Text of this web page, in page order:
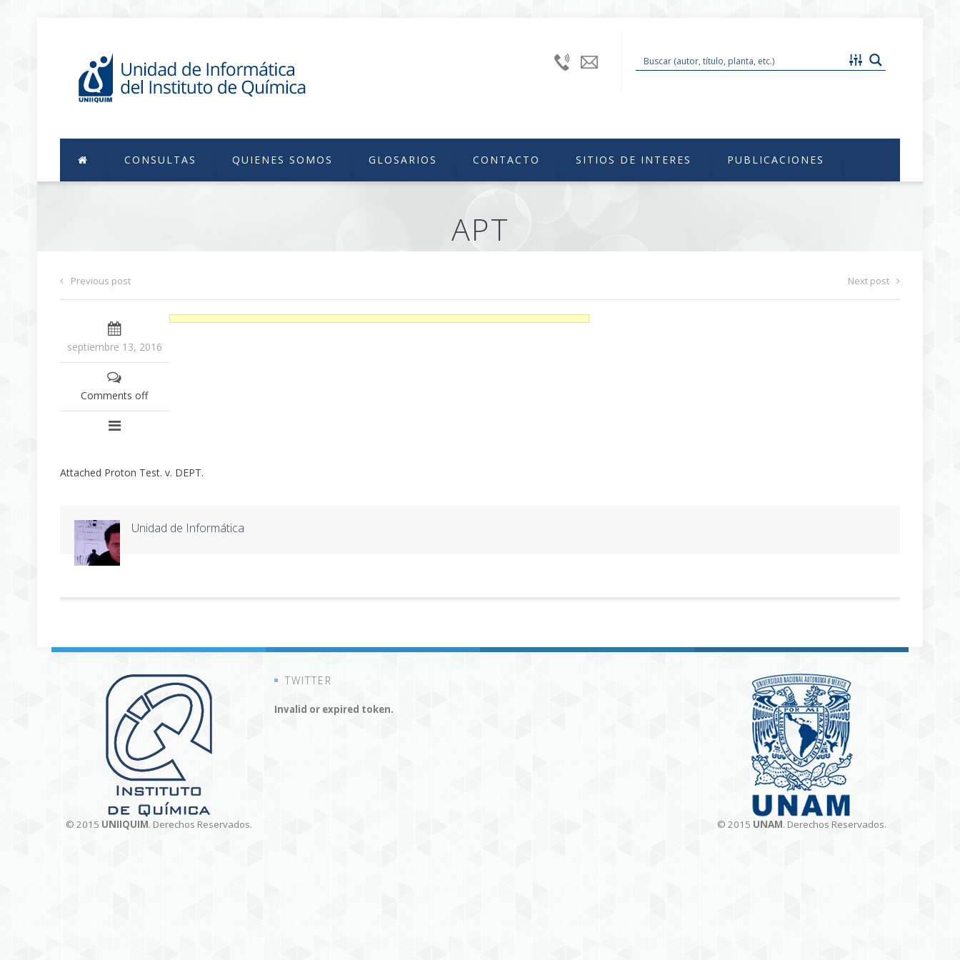
+52
uniiquim@unam.mx
CONSULTAS QUIENES SOMOS GLOSARIOS CONTACTO SITIOS DE INTERES PUBLICACIONES
APT
Previous post Next post
septiembre 13, 2016
Comments off
Attached Proton Test. v. DEPT.
Unidad de Informática
© 2015 UNIIQUIM. Derechos Reservados.
TWITTER
Invalid or expired token.
© 2015 UNAM. Derechos Reservados.